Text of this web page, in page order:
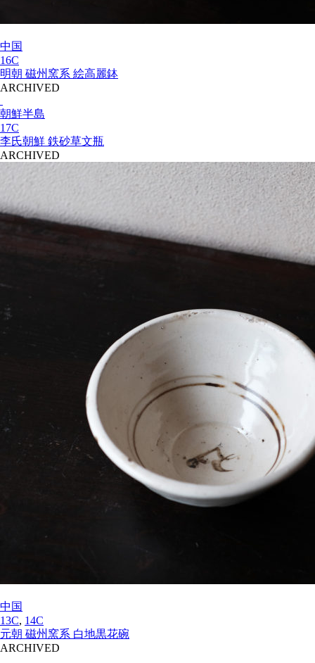
中国
16C
明朝 磁州窯系 絵高麗鉢
ARCHIVED
朝鮮半島
17C
李氏朝鮮 鉄砂草文瓶
ARCHIVED
中国
13C, 14C
元朝 磁州窯系 白地黒花碗
ARCHIVED